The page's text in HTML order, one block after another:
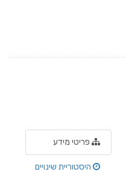
פריטי מידע
היסטוריית שינויים